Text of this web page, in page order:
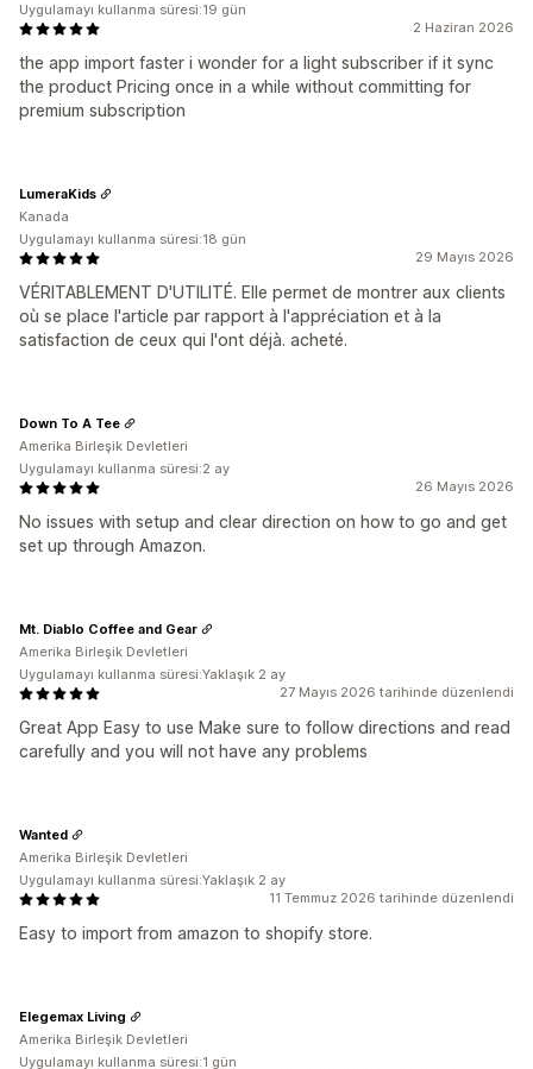
2 Haziran 2026
the app import faster i wonder for a light subscriber if it sync
the product Pricing once in a while without committing for
premium subscription
Uygulamayı kullanma süresi:19 gün
29 Mayıs 2026
VÉRITABLEMENT D'UTILITÉ. Elle permet de montrer aux clients
où se place l'article par rapport à l'appréciation et à la
satisfaction de ceux qui l'ont déjà. acheté.
LumeraKids
Kanada
Uygulamayı kullanma süresi:18 gün
26 Mayıs 2026
No issues with setup and clear direction on how to go and get
set up through Amazon.
Down To A Tee
Amerika Birleşik Devletleri
Uygulamayı kullanma süresi:2 ay
27 Mayıs 2026 tarihinde düzenlendi
Great App Easy to use Make sure to follow directions and read
carefully and you will not have any problems
Mt. Diablo Coffee and Gear
Amerika Birleşik Devletleri
Uygulamayı kullanma süresi:Yaklaşık 2 ay
11 Temmuz 2026 tarihinde düzenlendi
Easy to import from amazon to shopify store.
Wanted
Amerika Birleşik Devletleri
Uygulamayı kullanma süresi:Yaklaşık 2 ay
Elegemax Living
Amerika Birleşik Devletleri
Uygulamayı kullanma süresi:1 gün